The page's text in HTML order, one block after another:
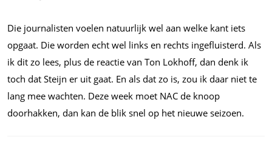
Die journalisten voelen natuurlijk wel aan welke kant iets
opgaat. Die worden echt wel links en rechts ingefluisterd. Als
ik dit zo lees, plus de reactie van Ton Lokhoff, dan denk ik
toch dat Steijn er uit gaat. En als dat zo is, zou ik daar niet te
lang mee wachten. Deze week moet NAC de knoop
doorhakken, dan kan de blik snel op het nieuwe seizoen.